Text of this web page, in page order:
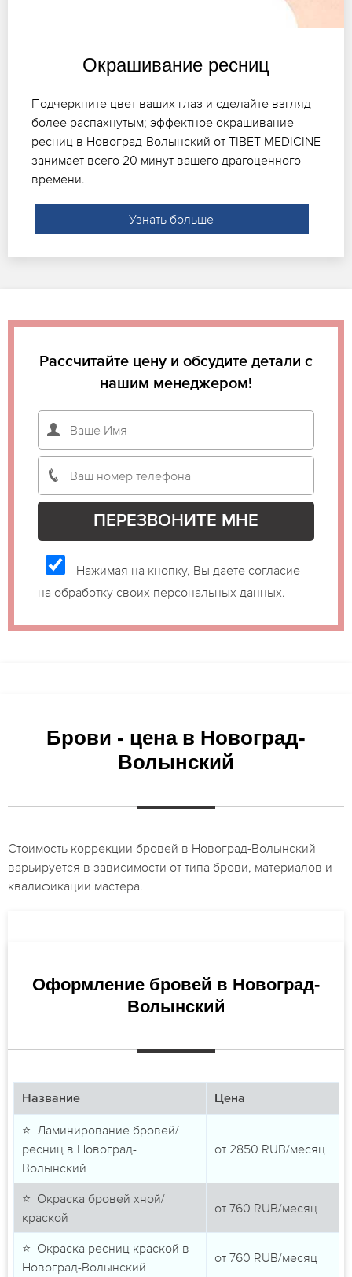
Окрашивание ресниц
Подчеркните цвет ваших глаз и сделайте взгляд
более распахнутым; эффектное окрашивание
ресниц в Новоград-Волынский от TIBET-MEDICINE
занимает всего 20 минут вашего драгоценного
времени.
Узнать больше
Рассчитайте цену и обсудите детали с
нашим менеджером!
Нажимая на кнопку, Вы даете согласие
на обработку своих персональных данных.
Брови - цена в Новоград-
Волынский
Стоимость коррекции бровей в Новоград-Волынский
варьируется в зависимости от типа брови, материалов и
квалификации мастера.
Оформление бровей в Новоград-
Волынский
Название Цена
⭐ Ламинирование бровей/
ресниц в Новоград-
Волынский
от 2850 RUB/месяц
⭐ Окраска бровей хной/
краской
от 760 RUB/месяц
⭐ Окраска ресниц краской в
Новоград-Волынский
от 760 RUB/месяц